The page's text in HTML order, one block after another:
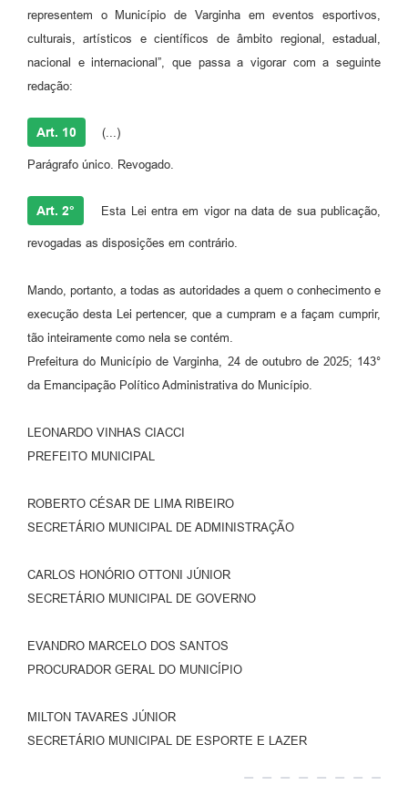
representem o Município de Varginha em eventos esportivos,
culturais, artísticos e científicos de âmbito regional, estadual,
nacional e internacional”, que passa a vigorar com a seguinte
redação:
Art. 10 (...)
Parágrafo único. Revogado.
Art. 2° Esta Lei entra em vigor na data de sua publicação,
revogadas as disposições em contrário.
Mando, portanto, a todas as autoridades a quem o conhecimento e
execução desta Lei pertencer, que a cumpram e a façam cumprir,
tão inteiramente como nela se contém.
Prefeitura do Município de Varginha, 24 de outubro de 2025; 143°
da Emancipação Político Administrativa do Município.
LEONARDO VINHAS CIACCI
PREFEITO MUNICIPAL
ROBERTO CÉSAR DE LIMA RIBEIRO
SECRETÁRIO MUNICIPAL DE ADMINISTRAÇÃO
CARLOS HONÓRIO OTTONI JÚNIOR
SECRETÁRIO MUNICIPAL DE GOVERNO
EVANDRO MARCELO DOS SANTOS
PROCURADOR GERAL DO MUNICÍPIO
MILTON TAVARES JÚNIOR
SECRETÁRIO MUNICIPAL DE ESPORTE E LAZER